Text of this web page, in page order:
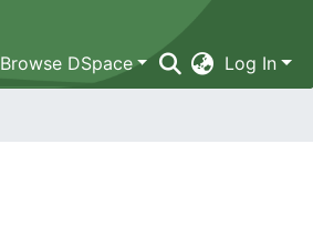
Browse DSpace Log In